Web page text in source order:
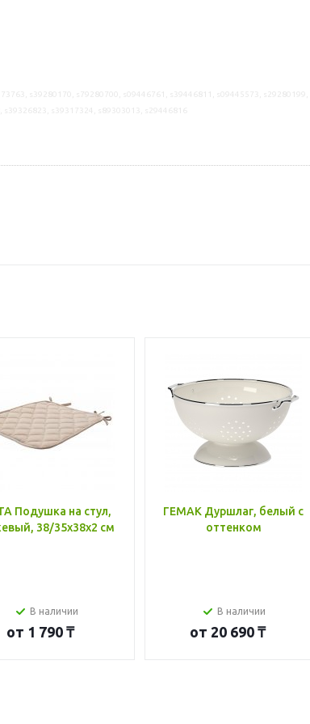
Подушка на стул,
38/35x38x2 см
В наличии
от 1 790 ₸
ГЕМАК Дуршлаг, белый с
оттенком
В наличии
от 20 690 ₸